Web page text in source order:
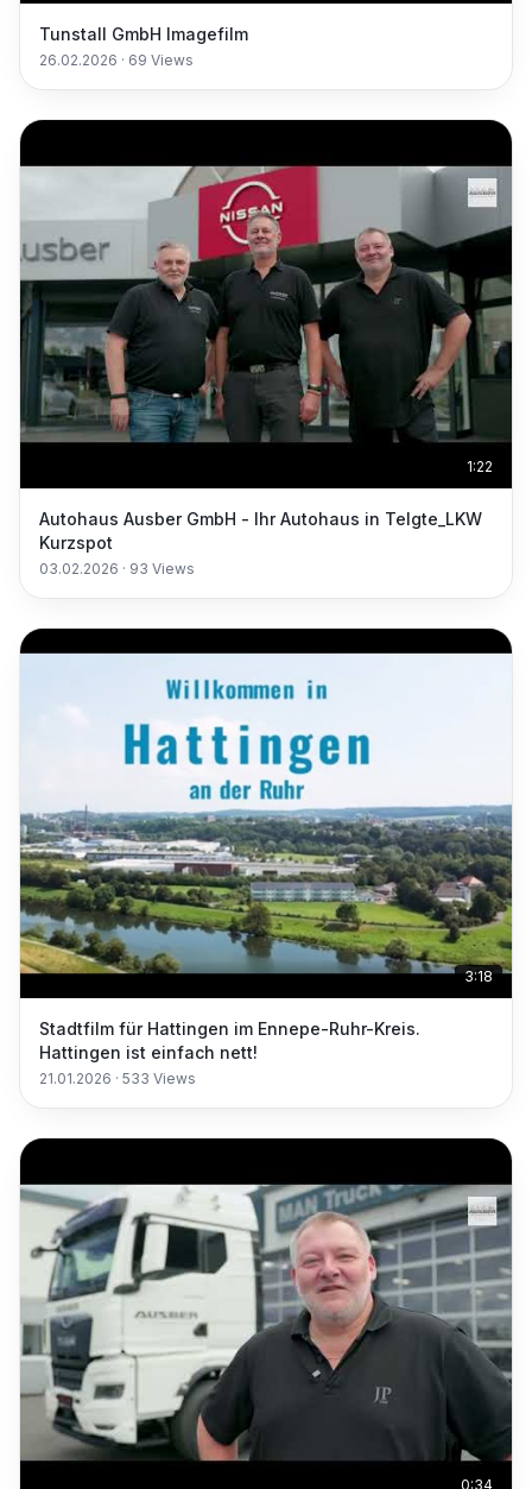
Tunstall GmbH Imagefilm
26.02.2026 · 69 Views
1:22
Autohaus Ausber GmbH - Ihr Autohaus in Telgte_LKW
Kurzspot
03.02.2026 · 93 Views
3:18
Stadtfilm für Hattingen im Ennepe-Ruhr-Kreis.
Hattingen ist einfach nett!
21.01.2026 · 533 Views
0:34